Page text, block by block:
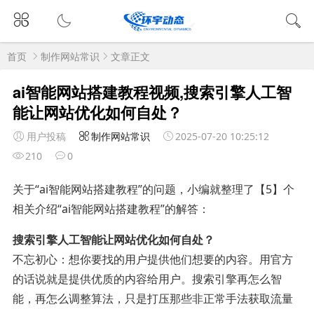
首页 制作网站常识 文章正文
ai智能网站搭建教程视频,搜索引擎人工智
能让网站优化如何自处？
用户投稿 制作网站常识
2025-07-20 10:25:12
210
0
关于“ai智能网站搭建教程”的问题，小编就整理了【5】个
相关介绍“ai智能网站搭建教程”的解答：
搜索引擎人工智能让网站优化如何自处？
不忘初心：想你要找的用户提供他们想要的内容。用官方
的话说就是提供优质的内容给用户。搜索引擎再怎么智
能，再怎么调整算法，只是打压那些非正常手法获取流量